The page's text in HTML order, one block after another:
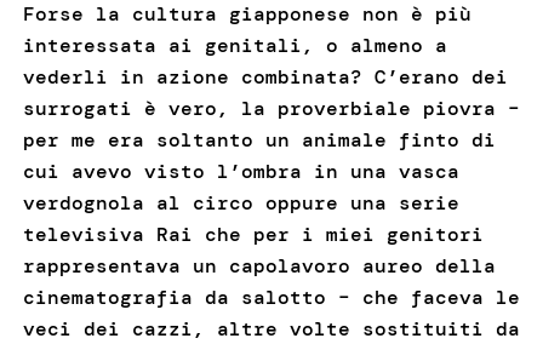
Forse la cultura giapponese non è più
interessata ai genitali, o almeno a
vederli in azione combinata? C’erano dei
surrogati è vero, la proverbiale piovra –
per me era soltanto un animale finto di
cui avevo visto l’ombra in una vasca
verdognola al circo oppure una serie
televisiva Rai che per i miei genitori
rappresentava un capolavoro aureo della
cinematografia da salotto – che faceva le
veci dei cazzi, altre volte sostituiti da